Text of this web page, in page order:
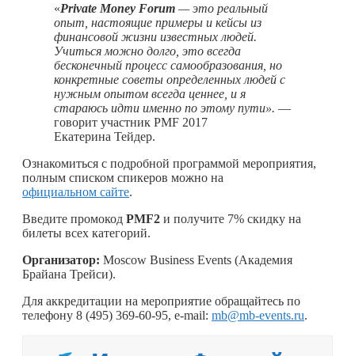
«Private Money Forum — это реальный
опыт, настоящие примеры и кейсы из
финансовой жизни известных людей.
Учиться можно долго, это всегда
бесконечный процесс самообразования, но
конкретные советы определенных людей с
нужным опытом всегда ценнее, и я
стараюсь идти именно по этому пути». —
говорит участник PMF 2017
Екатерина Тейдер.
Ознакомиться с подробной программой мероприятия,
полным списком спикеров можно на
официальном сайте.
Введите промокод PMF2 и получите 7% скидку на
билеты всех категорий.
Организатор: Moscow Business Events (Академия
Брайана Трейси).
Для аккредитации на мероприятие обращайтесь по
телефону 8 (495) 369-60-95, e-mail: mb@mb-events.ru.